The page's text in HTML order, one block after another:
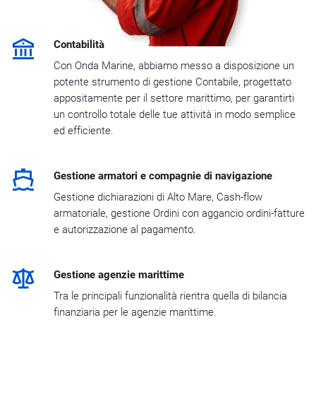
Contabilità
Con Onda Marine, abbiamo messo a disposizione un
potente strumento di gestione Contabile, progettato
appositamente per il settore marittimo, per garantirti
un controllo totale delle tue attività in modo semplice
ed efficiente.
Gestione armatori e compagnie di navigazione
Gestione dichiarazioni di Alto Mare, Cash-flow
armatoriale, gestione Ordini con aggancio ordini-fatture
e autorizzazione al pagamento.
Gestione agenzie marittime
Tra le principali funzionalità rientra quella di bilancia
finanziaria per le agenzie marittime.